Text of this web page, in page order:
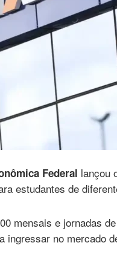
Federal lançou
estudantes de
mensais e jornadas
ingressar no mercado